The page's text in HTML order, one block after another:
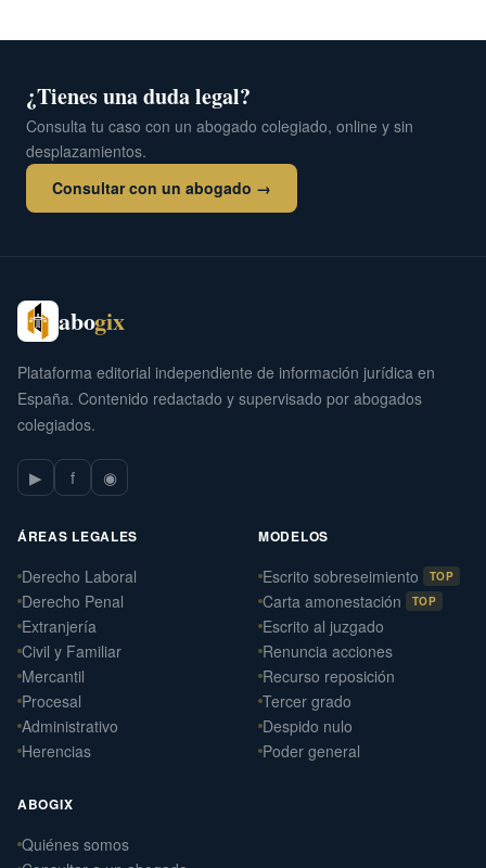
¿Tienes una duda legal?
Consulta tu caso con un abogado colegiado, online y sin
desplazamientos.
Consultar con un abogado →
abogix
Plataforma editorial independiente de información jurídica en
España. Contenido redactado y supervisado por abogados
colegiados.
▶ f ◉
ÁREAS LEGALES
Derecho Laboral
Derecho Penal
Extranjería
Civil y Familiar
Mercantil
Procesal
Administrativo
Herencias
MODELOS
Escrito sobreseimiento TOP
Carta amonestación TOP
Escrito al juzgado
Renuncia acciones
Recurso reposición
Tercer grado
Despido nulo
Poder general
ABOGIX
Quiénes somos
Daniel Ramos Illanes